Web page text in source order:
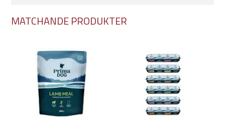
MATCHANDE PRODUKTER